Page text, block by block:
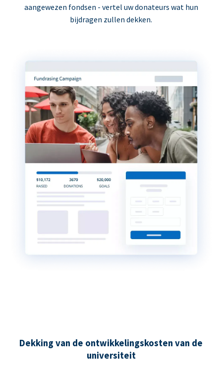
aangewezen fondsen - vertel uw donateurs wat hun
bijdragen zullen dekken.
Dekking van de ontwikkelingskosten van de
universiteit